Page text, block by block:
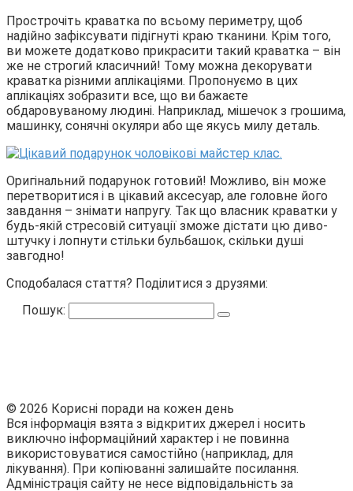
Прострочіть краватка по всьому периметру, щоб
надійно зафіксувати підігнуті краю тканини. Крім того,
ви можете додатково прикрасити такий краватка – він
же не строгий класичний! Тому можна декорувати
краватка різними аплікаціями. Пропонуємо в цих
аплікаціях зобразити все, що ви бажаєте
обдаровуваному людині. Наприклад, мішечок з грошима,
машинку, сонячні окуляри або ще якусь милу деталь.
Оригінальний подарунок готовий! Можливо, він може
перетворитися і в цікавий аксесуар, але головне його
завдання – знімати напругу. Так що власник краватки у
будь-якій стресовій ситуації зможе дістати цю диво-
штучку і лопнути стільки бульбашок, скільки душі
завгодно!
Сподобалася стаття? Поділитися з друзями:
Пошук:
© 2026 Корисні поради на кожен день
Вся інформація взята з відкритих джерел і носить
виключно інформаційний характер і не повинна
використовуватися самостійно (наприклад, для
лікування). При копіюванні залишайте посилання.
Адміністрація сайту не несе відповідальність за